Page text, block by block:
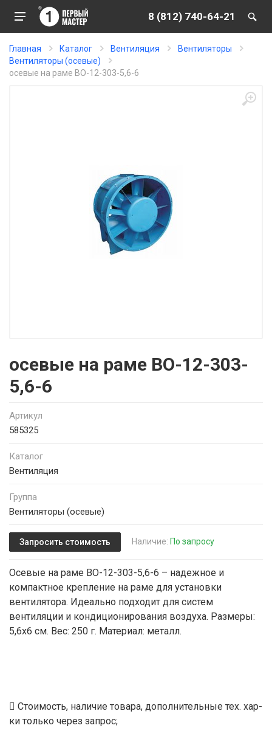
8 (812) 740-64-21
Главная Каталог Вентиляция
Вентиляторы
Вентиляторы (осевые)
осевые на раме ВО-12-303-5,6-6
осевые на раме ВО-12-303-
5,6-6
Артикул
585325
Каталог
Вентиляция
Группа
Вентиляторы (осевые)
Запросить стоимость Наличие: По запросу
Осевые на раме ВО-12-303-5,6-6 – надежное и
компактное крепление на раме для установки
вентилятора. Идеально подходит для систем
вентиляции и кондиционирования воздуха. Размеры:
5,6х6 см. Вес: 250 г. Материал: металл.
Стоимость, наличие товара, дополнительные тех. хар-
ки только через запрос;